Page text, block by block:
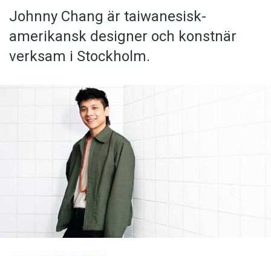
Johnny Chang är taiwanesisk-
amerikansk designer och konstnär
verksam i Stockholm.